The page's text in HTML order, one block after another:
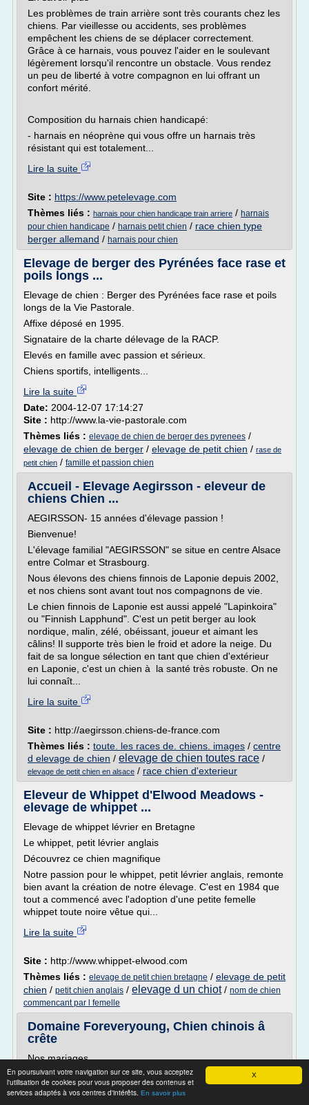
X
En poursuivant votre navigation sur ce site, vous acceptez
l'utilisation de cookies pour vous proposer des contenus et
services adaptés à vos centres d'intérêts. En savoir plus
Les problèmes de train arrière sont très courants chez les
chiens. Par vieillesse ou accidents, ses problèmes
empêchent les chiens de se déplacer correctement.
Grâce à ce harnais, vous pouvez l'aider en le soulevant
légèrement lorsqu'il rencontre un obstacle. Vous rendez
un peu de liberté à votre compagnon en lui offrant un
confort mérité.
Composition du harnais chien handicapé:
- harnais en néoprène qui vous offre un harnais très
résistant qui est totalement...
Lire la suite
Site : https://www.petelevage.com
Thèmes liés : harnais pour chien handicape train arriere / harnais
pour chien handicape / harnais petit chien / race chien type
berger allemand / harnais pour chien
Elevage de berger des Pyrénées face rase et
poils longs ...
Elevage de chien : Berger des Pyrénées face rase et poils
longs de la Vie Pastorale.
Affixe déposé en 1995.
Signataire de la charte délevage de la RACP.
Elevés en famille avec passion et sérieux.
Chiens sportifs, intelligents...
Lire la suite
Date: 2004-12-07 17:14:27
Site : http://www.la-vie-pastorale.com
Thèmes liés : elevage de chien de berger des pyrenees /
elevage de chien de berger / elevage de petit chien / rase de
petit chien / famille et passion chien
Accueil - Elevage Aegirsson - eleveur de
chiens Chien ...
AEGIRSSON- 15 années d'élevage passion !
Bienvenue!
L'élevage familial "AEGIRSSON" se situe en centre Alsace
entre Colmar et Strasbourg.
Nous élevons des chiens finnois de Laponie depuis 2002,
et nos chiens sont avant tout nos compagnons de vie.
Le chien finnois de Laponie est aussi appelé "Lapinkoira"
ou "Finnish Lapphund". C'est un petit berger au look
nordique, malin, zélé, obéissant, joueur et aimant les
câlins! Il supporte très bien le froid et adore la neige. Du
fait de sa longue sélection en tant que chien d'extérieur
en Laponie, c'est un chien à la santé très robuste. On ne
lui connaît...
Lire la suite
Site : http://aegirsson.chiens-de-france.com
Thèmes liés : toute. les races de. chiens. images / centre
d elevage de chien / elevage de chien toutes race /
elevage de petit chien en alsace / race chien d'exterieur
Eleveur de Whippet d'Elwood Meadows -
elevage de whippet ...
Elevage de whippet lévrier en Bretagne
Le whippet, petit lévrier anglais
Découvrez ce chien magnifique
Notre passion pour le whippet, petit lévrier anglais, remonte
bien avant la création de notre élevage. C'est en 1984 que
tout a commencé avec l'adoption d'une petite femelle
whippet toute noire vêtue qui...
Lire la suite
Site : http://www.whippet-elwood.com
Thèmes liés : elevage de petit chien bretagne / elevage de petit
chien / petit chien anglais / elevage d un chiot/ nom de chien
commencant par l femelle
Domaine Foreveryoung, Chien chinois â
crête
Nos mariages
Présentation Du Domaine Forever Young
Notre petit élevage familial de chiens chinois à crête est